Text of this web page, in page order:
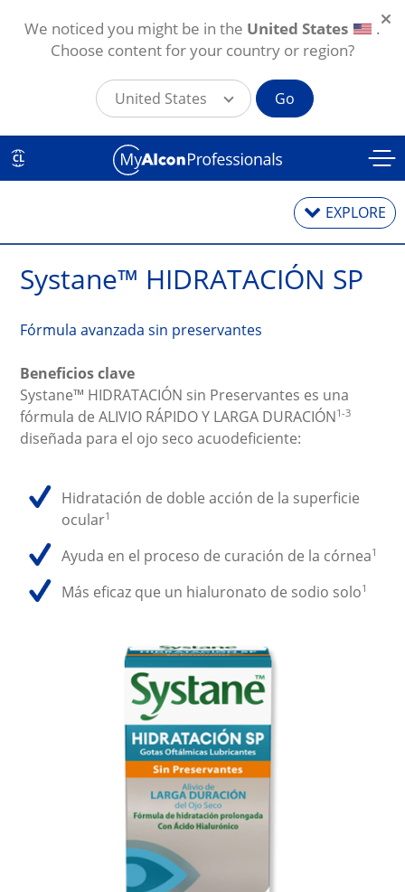
Pasar al contenido principal
CL
EXPLORE
Capacitación
Tratamiento del ojo seco
Systane™ HIDRATACIÓN SP
Fórmula avanzada sin preservantes
Beneficios clave
Systane™ HIDRATACIÓN sin Preservantes es una
fórmula de ALIVIO RÁPIDO Y LARGA DURACIÓN1-3
diseñada para el ojo seco acuodeficiente:
Hidratación de doble acción de la superficie
ocular1
Ayuda en el proceso de curación de la córnea1
Más eficaz que un hialuronato de sodio solo1
We noticed you might be in the United States
.
Choose content for your country or region?
United States Go